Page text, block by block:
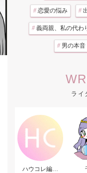
# 恋愛の悩み #
# 義両親、私の代わ
# 男の本音
ライ
ハウコレ編集